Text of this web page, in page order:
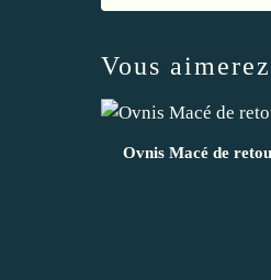
Vous
Ovnis Macé de